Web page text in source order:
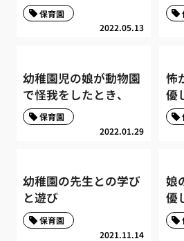
2022.05.13
保育園
幼稚園児の娘が動物園
で怪我をしたとき、
2022.01.29
保育園
怖
優
幼稚園の先生との学び
と遊び
2021.11.14
保育園
娘
優